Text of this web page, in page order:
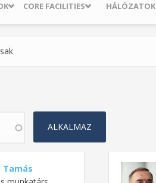
CORE FACILITIES HÁLÓZATOK
Tamás